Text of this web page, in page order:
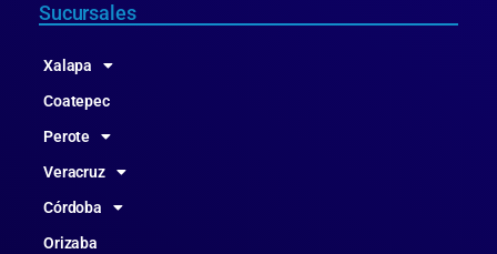
Sucursales
Xalapa
Coatepec
Perote
Veracruz
Córdoba
Orizaba